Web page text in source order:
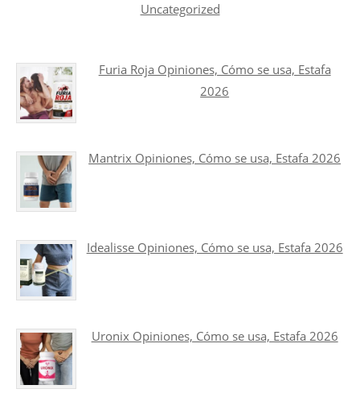
Uncategorized
Furia Roja Opiniones, Cómo se usa, Estafa
2026
Mantrix Opiniones, Cómo se usa, Estafa 2026
Idealisse Opiniones, Cómo se usa, Estafa 2026
Uronix Opiniones, Cómo se usa, Estafa 2026